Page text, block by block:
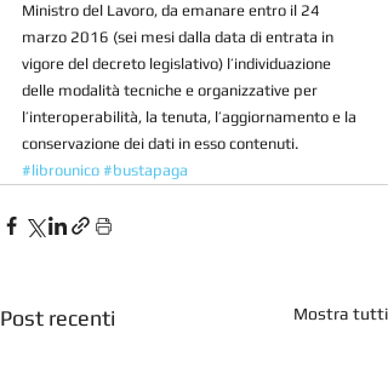
Ministro del Lavoro, da emanare entro il 24
marzo 2016 (sei mesi dalla data di entrata in
vigore del decreto legislativo) l’individuazione
delle modalità tecniche e organizzative per
l’interoperabilità, la tenuta, l’aggiornamento e la
conservazione dei dati in esso contenuti.
#librounico #bustapaga
Post recenti Mostra tutti